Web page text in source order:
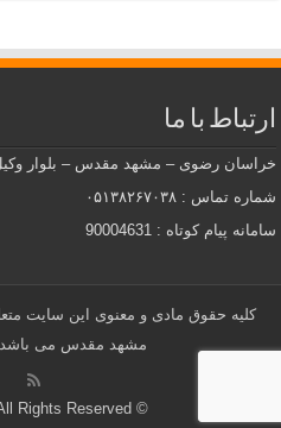
ارتباط با ما
خراسان رضوی – مشهد مقدس – بلوار وکیل
شماره تماس : ۰۵۱۳۸۲۶۷۰۳۸
سامانه پیام کوتاه : 90004631
کلیه حقوق مادی و معنوی این سایت
مشهد مقدس می
© Copyright 2026, All Rights Reserved